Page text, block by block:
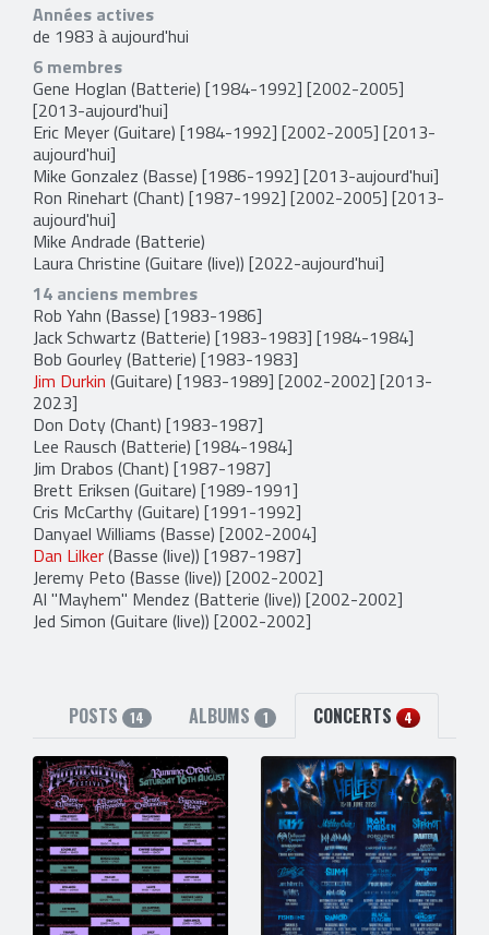
Années actives
de 1983 à aujourd'hui
6 membres
Gene Hoglan (Batterie) [1984-1992] [2002-2005]
[2013-aujourd'hui]
Eric Meyer(Guitare) [1984-1992] [2002-2005] [2013-
aujourd'hui]
Mike Gonzalez (Basse) [1986-1992] [2013-aujourd'hui]
Ron Rinehart (Chant) [1987-1992] [2002-2005] [2013-
aujourd'hui]
Mike Andrade (Batterie)
Laura Christine (Guitare (live)) [2022-aujourd'hui]
14 anciens membres
Rob Yahn (Basse) [1983-1986]
Jack Schwartz (Batterie) [1983-1983] [1984-1984]
Bob Gourley(Batterie) [1983-1983]
Jim Durkin (Guitare) [1983-1989] [2002-2002] [2013-
2023]
Don Doty(Chant) [1983-1987]
Lee Rausch (Batterie) [1984-1984]
Jim Drabos (Chant) [1987-1987]
Brett Eriksen (Guitare) [1989-1991]
Cris McCarthy(Guitare) [1991-1992]
Danyael Williams (Basse) [2002-2004]
Dan Lilker(Basse (live)) [1987-1987]
Jeremy Peto (Basse (live)) [2002-2002]
Al "Mayhem" Mendez (Batterie (live)) [2002-2002]
Jed Simon (Guitare (live)) [2002-2002]
POSTS 14 ALBUMS 1 CONCERTS 4